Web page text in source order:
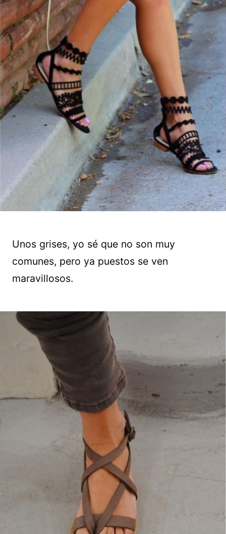
Unos grises, yo sé que no son muy
comunes, pero ya puestos se ven
maravillosos.